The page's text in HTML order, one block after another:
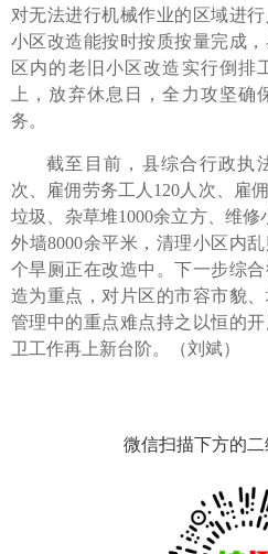
对无法进行机械作业的区域进
小区改造能按时按质按量完成
区内的老旧小区改造实行倒排
上，放弃休息日，全力攻坚
务。
截至目前，县综合行政执
次、雇佣劳务工人120人次、雇
垃圾、杂草堆1000余立方、维修
外墙8000余平米，清理小区内
个旱厕正在改造中。下一步综
造为重点，对片区的市容市貌
管理中的重点难点持之以恒的
卫工作再上新台阶。（刘斌）
微信扫描下方的